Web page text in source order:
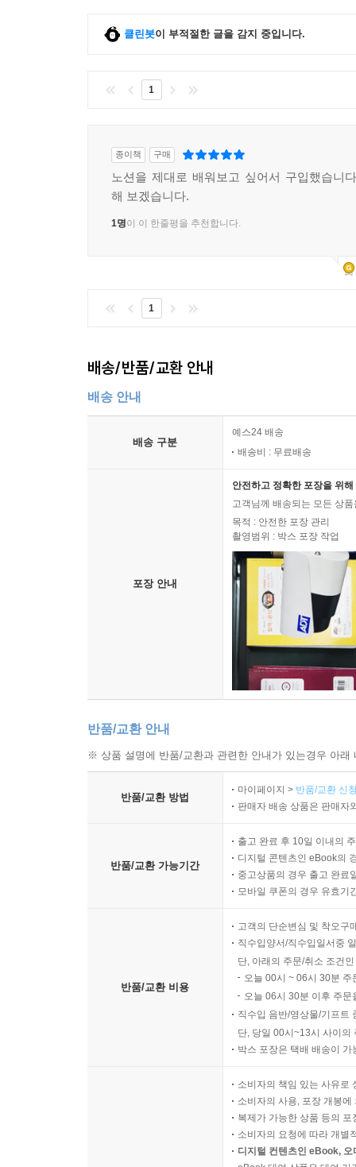
클린봇이 부적절한 글을 감지 중입니다.
1
종이책 구매
노션을 제대로 배워보고 싶어서 구입했습니
해 보겠습니다.
1명이 이 한줄평을 추천합니다.
1
배송/반품/교환 안내
배송 안내
배송 구분
예스24 배송
배송비 : 무료배송
포장 안내
안전하고 정확한 포장을 위
고객님께 배송되는 모든 상
목적 : 안전한 포장 관리
촬영범위 : 박스 포장 작업
반품/교환 안내
※ 상품 설명에 반품/교환과 관련한 안내가 있는경우 아
반품/교환 방법
마이페이지 > 반품/교환 신
판매자 배송 상품은 판매자
반품/교환 가능기간
출고 완료 후 10일 이내의
디지털 콘텐츠인 eBook의
중고상품의 경우 출고 완료
모바일 쿠폰의 경우 유효기
반품/교환 비용
고객의 단순변심 및 착오구
직수입양서/직수입일서중
단, 아래의 주문/취소 조건
오늘 00시 ~ 06시 30분
오늘 06시 30분 이후 주
직수입 음반/영상물/기프트
단, 당일 00시~13시 사이의
박스 포장은 택배 배송이
소비자의 책임 있는 사유로
소비자의 사용, 포장 개봉
복제가 가능한 상품 등의
소비자의 요청에 따라 개별
디지털 컨텐츠인 eBook,